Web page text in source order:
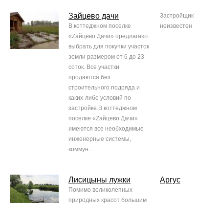
Зайцево дачи
В коттеджном поселке
«Zайцево Дачи» предлагают
выбрать для покупки участок
земли размером от 6 до 23
соток. Все участки
продаются без
строительного подряда и
каких-либо условий по
застройке.В коттеджном
поселке «Zайцево Дачи»
имеются все необходимые
инженерные системы,
коммун...
Застройщик
неизвестен
Лисицыны лужки
Помимо великолепных
природных красот большим
Аргус